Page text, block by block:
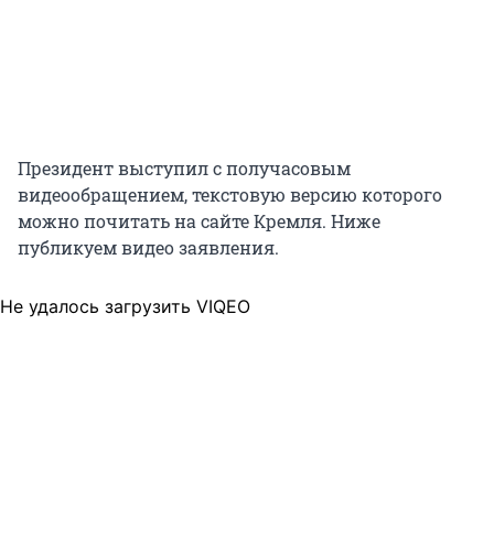
Президент выступил с получасовым
видеообращением, текстовую версию которого
можно почитать на сайте Кремля. Ниже
публикуем видео заявления.
Не удалось загрузить VIQEO